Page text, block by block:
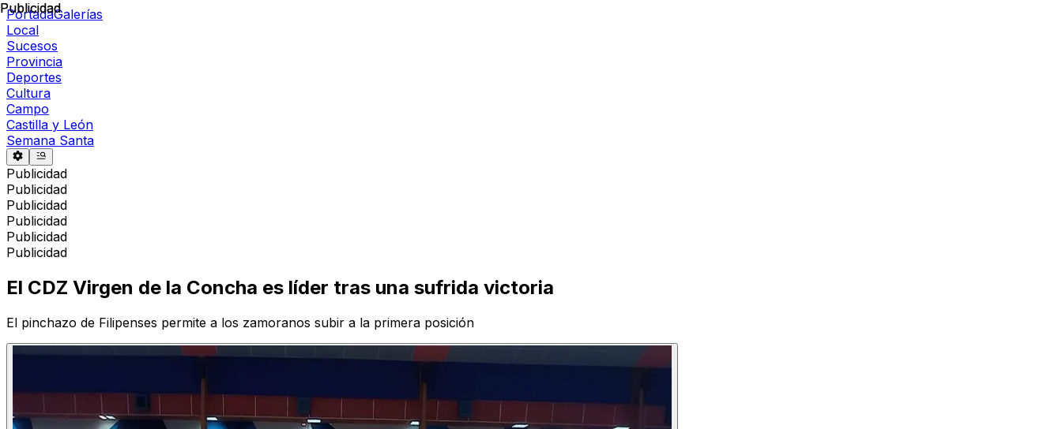
PortadaGalerías
Local
Sucesos
Provincia
Deportes
Cultura
Campo
Castilla y León
Semana Santa
Publicidad
Publicidad
Publicidad
Publicidad
Publicidad
Publicidad
Publicidad
El CDZ Virgen de la Concha es líder tras una sufrida victoria
El pinchazo de Filipenses permite a los zamoranos subir a la primera posición
Publicidad